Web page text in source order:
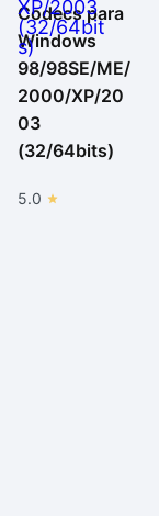
Codecs para
Windows
98/98SE/ME/
2000/XP/20
03
(32/64bits)
5.0